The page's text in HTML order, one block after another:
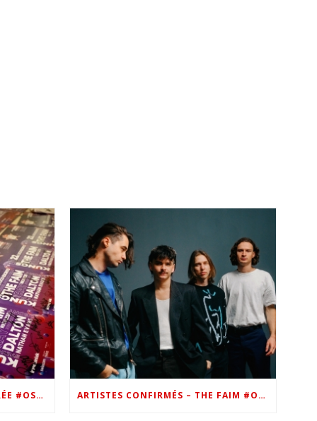
VIP – LES PHOTOS DE LA SOIRÉE #OSN22 ARTISTES CONFIRMÉS – THE FAIM #OSN22